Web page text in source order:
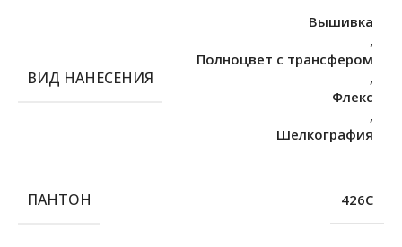
ВИД НАНЕСЕНИЯ
Вышивка
,
Полноцвет с трансфером
,
Флекс
,
Шелкография
ПАНТОН 426C